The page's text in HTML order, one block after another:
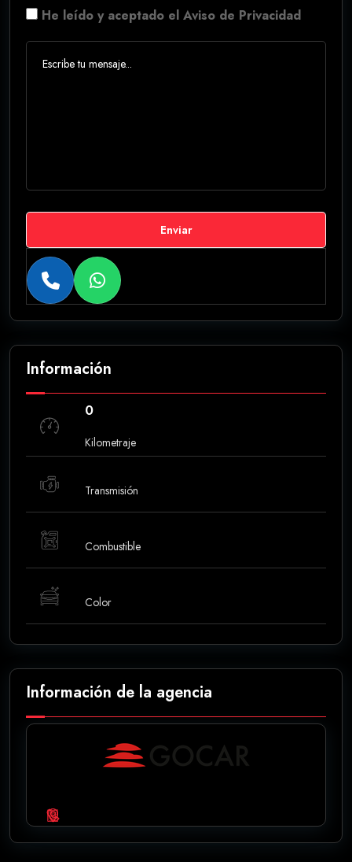
He leído y aceptado el Aviso de Privacidad
Enviar
Información
0
Kilometraje
Transmisión
Combustible
Color
Información de la agencia